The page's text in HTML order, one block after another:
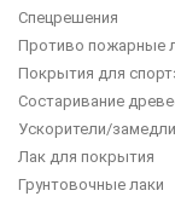
Спецрешения
Противо пожарные
Покрытия для
Состаривание
Ускорители/
Лак для покрытия
Грунтовочные лаки